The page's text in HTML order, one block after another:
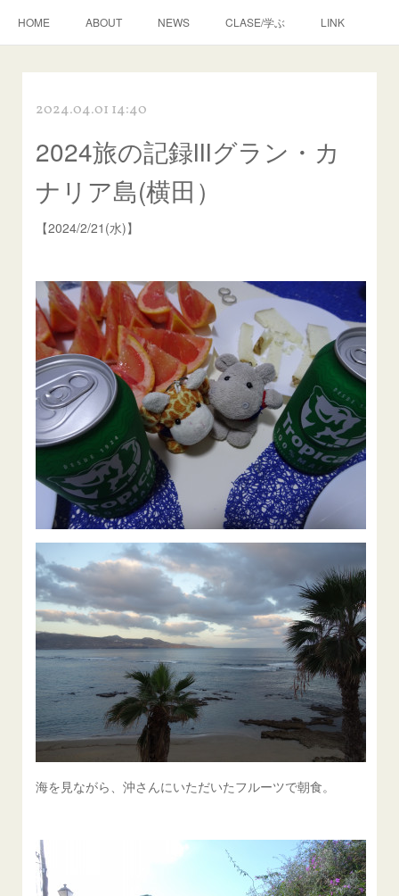
HOME ABOUT NEWS CLASE/学ぶ LINK
2024.04.01 14:40
2024旅の記録Ⅲグラン・カ
ナリア島(横田）
【2024/2/21(水)】
海を見ながら、沖さんにいただいたフルーツで朝食。